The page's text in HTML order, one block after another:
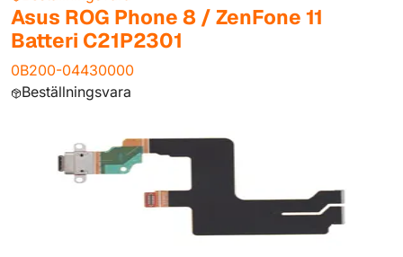
Asus ROG Phone 8 / ZenFone 11
Batteri C21P2301
0B200-04430000
Beställningsvara